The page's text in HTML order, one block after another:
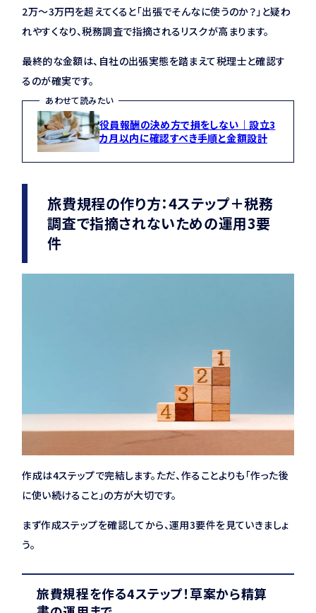
2万〜3万円を超えてくると「出張でそんなに使うのか？」と疑わ
れやすくなり、税務調査で指摘されるリスクが高まります。
最終的な金額は、自社の出張実態を踏まえて税理士と確認す
るのが確実です。
あわせて読みたい
役員報酬の決め方で損をしない｜設立3
カ月以内に確認すべき手順と金額設計
旅費規程の作り方：4ステップ＋税務
調査で指摘されないための運用3要
件
作成は4ステップで完結します。ただ、作ることよりも「作った後
に使い続けること」の方が大切です。
まず作成ステップを確認してから、運用3要件を見ていきましょ
う。
旅費規程を作る4ステップ！草案から精算